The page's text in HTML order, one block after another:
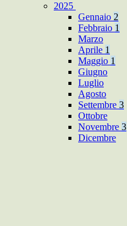
2025
Gennaio 2
Febbraio 1
Marzo
Aprile 1
Maggio 1
Giugno
Luglio
Agosto
Settembre 3
Ottobre
Novembre 3
Dicembre